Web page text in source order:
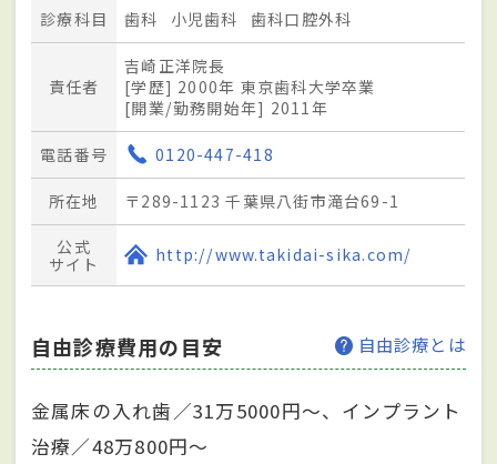
診療科目 歯科 小児歯科 歯科口腔外科
責任者
吉崎正洋院長
[学歴] 2000年 東京歯科大学卒業
[開業/勤務開始年] 2011年
電話番号 0120-447-418
所在地 〒289-1123 千葉県八街市滝台69-1
公式
サイト
http://www.takidai-sika.com/
自由診療費用の目安 自由診療とは
金属床の入れ歯／31万5000円～、インプラント
治療／48万800円～